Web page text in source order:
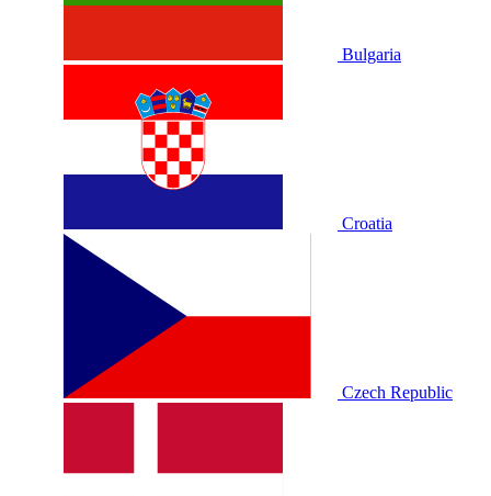
Bulgaria
Croatia
Czech Republic